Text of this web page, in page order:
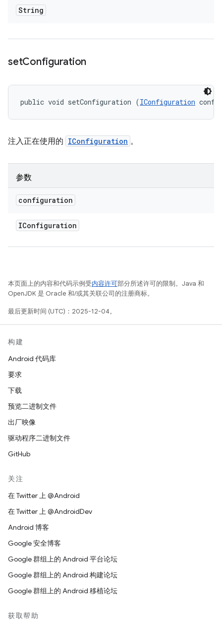
String
setConfiguration
public void setConfiguration (IConfiguration
注入正在使用的 IConfiguration 。
参数
configuration
IConfiguration
本页面上的内容和代码示例受内容许可部分所述许可的限制。Java 和
OpenJDK 是 Oracle 和/或其关联公司的注册商标。
最后更新时间 (UTC)：2025-12-04。
构建
Android 代码库
要求
下载
预览二进制文件
出厂映像
驱动程序二进制文件
GitHub
关注
在 Twitter 上 @Android
在 Twitter 上 @AndroidDev
Android 博客
Google 安全博客
Google 群组上的 Android 平台论坛
Google 群组上的 Android 构建论坛
Google 群组上的 Android 移植论坛
获取帮助